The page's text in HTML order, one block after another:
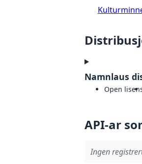
Namnlaus
Open
API-ar
Ingen